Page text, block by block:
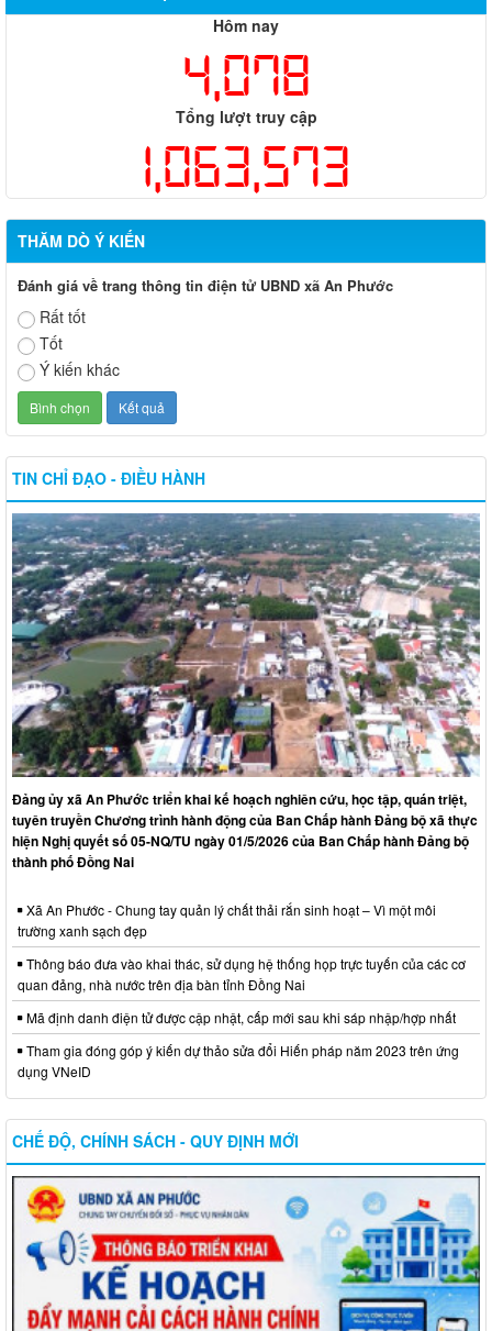
Hôm nay
4,078
Tổng lượt truy cập
1,063,573
THĂM DÒ Ý KIẾN
Đánh giá về trang thông tin điện tử UBND xã An Phước
Rất tốt
Tốt
Ý kiến khác
TIN CHỈ ĐẠO - ĐIỀU HÀNH
Đảng ủy xã An Phước triển khai kế hoạch nghiên cứu, học tập, quán triệt,
tuyên truyền Chương trình hành động của Ban Chấp hành Đảng bộ xã thực
hiện Nghị quyết số 05-NQ/TU ngày 01/5/2026 của Ban Chấp hành Đảng bộ
thành phố Đồng Nai
Xã An Phước - Chung tay quản lý chất thải rắn sinh hoạt – Vì một môi
trường xanh sạch đẹp
Thông báo đưa vào khai thác, sử dụng hệ thống họp trực tuyến của các cơ
quan đảng, nhà nước trên địa bàn tỉnh Đồng Nai
Mã định danh điện tử được cập nhật, cấp mới sau khi sáp nhập/hợp nhất
Tham gia đóng góp ý kiến dự thảo sửa đổi Hiến pháp năm 2023 trên ứng
dụng VNeID
CHẾ ĐỘ, CHÍNH SÁCH - QUY ĐỊNH MỚI